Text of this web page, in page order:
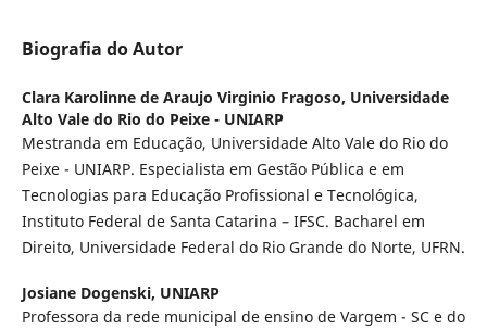
Biografia do Autor
Clara Karolinne de Araujo Virginio Fragoso, Universidade
Alto Vale do Rio do Peixe - UNIARP
Mestranda em Educação, Universidade Alto Vale do Rio do
Peixe - UNIARP. Especialista em Gestão Pública e em
Tecnologias para Educação Profissional e Tecnológica,
Instituto Federal de Santa Catarina – IFSC. Bacharel em
Direito, Universidade Federal do Rio Grande do Norte, UFRN.
Josiane Dogenski, UNIARP
Professora da rede municipal de ensino de Vargem - SC e do